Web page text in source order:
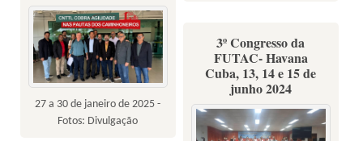
27 a 30 de janeiro de 2025 -
Fotos: Divulgação
3º Congresso da
FUTAC- Havana
Cuba, 13, 14 e 15 de
junho 2024